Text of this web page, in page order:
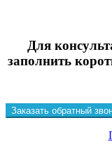
Для
заполнить
Заказать обратный